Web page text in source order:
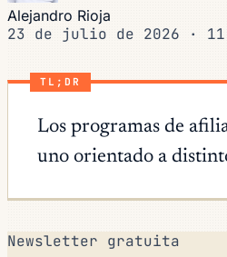
Alejandro Rioja
23 de julio de 2026 ·
TL;DR
Los programas de
uno orientado a
Newsletter gratuita